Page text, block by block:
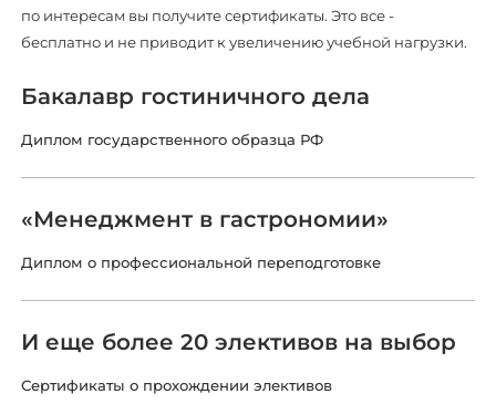
по интересам вы получите сертификаты. Это все -
бесплатно и не приводит к увеличению учебной нагрузки.
Бакалавр гостиничного дела
Диплом государственного образца РФ
«Менеджмент в гастрономии»
Диплом о профессиональной переподготовке
И еще более 20 элективов на выбор
Сертификаты о прохождении элективов